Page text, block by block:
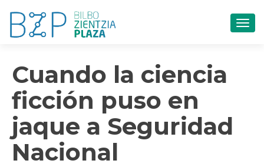
Cuando la ciencia
ficción puso en
jaque a Seguridad
Nacional